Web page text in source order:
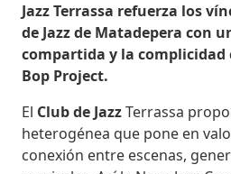
Jazz Terrassa refuerza los
de Jazz de Matadepera con
compartida y la complicidad
Bop Project.
El Club de JazzTerrassa
heterogénea que pone en
conexión entre escenas,